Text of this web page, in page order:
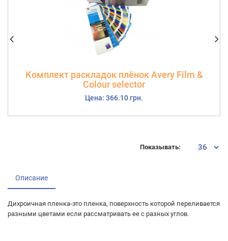
Комплект раскладок плёнок Avery Film &
Colour selector
Цена: 366.10 грн.
Показывать:
Описание
Дихроичная пленка-это пленка, поверхность которой переливается
разными цветами если рассматривать ее с разных углов.